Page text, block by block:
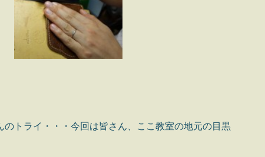
のトライ・・・今回は皆さん、ここ教室の地元の目黒